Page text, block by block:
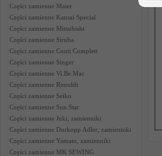
Części zamienne Maier
Części zamienne Kansai Special
Części zamienne Mitsubishi
Części zamienne Siruba
Części zamienne Conti Complett
Części zamienne Singer
Części zamienne Vi.Be.Mac
Części zamienne Rimoldi
Części zamienne Seiko
Części zamienne Sun Star
Części zamienne Juki, zamienniki
Części zamienne Durkopp Adler, zamienniki
Części zamienne Yamato, zamienniki
Części zamienne MK SEWING